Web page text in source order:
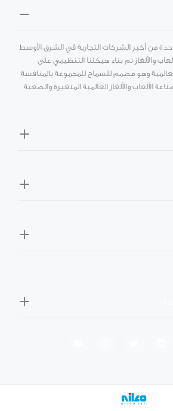
من أكبر الشركات التجارية في الشرق الأوسط
والألغاز تم بناء هيكلنا التنظيمي على
وهو مصمم للسماح للمجموعة بالمنافسة
الألعاب والألغاز العالمية المتغيرة والصعبة